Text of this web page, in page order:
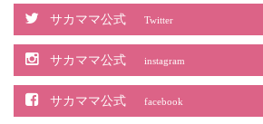
サカママ公式 Twitter
サカママ公式 instagram
サカママ公式 facebook